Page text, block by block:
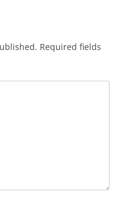
Required fields